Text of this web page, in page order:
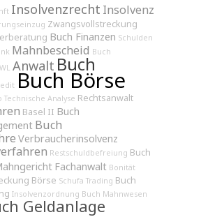
Insolvenzrecht Insolvenz
Zwangsvollstreckung
Buch Finanzen Schulden
Mahnbescheid Buch
Anwalt Buch
Buch Börse
Technische Analyse Rechtsanwalt
Basel II Buch
Buch
Verbraucherinsolvenz
Restschuldbefreiung Buch
Fachanwalt Bonität
Börse Schufa Trading Buch
Insolvenzordnung Buch Mahnwesen
Geldanlage